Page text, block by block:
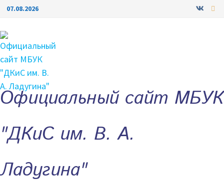
Перейти
содержимому
07.08.2026
Официальный сайт МБУК
"ДКиС им. В. А.
Ладугина"